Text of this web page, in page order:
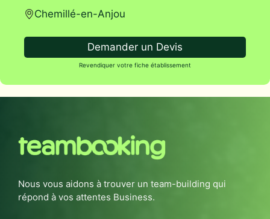
Chemillé-en-Anjou
Demander un Devis
Revendiquer votre fiche établissement
Nous vous aidons à trouver un team-building qui
répond à vos attentes Business.